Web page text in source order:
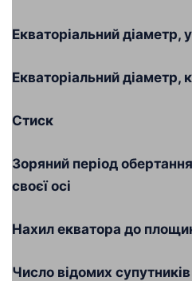
Екваторіальний діаметр,
Екваторіальний діаметр,
Стиск
Зоряний період
своєї осі
Нахил екватора до
Число відомих